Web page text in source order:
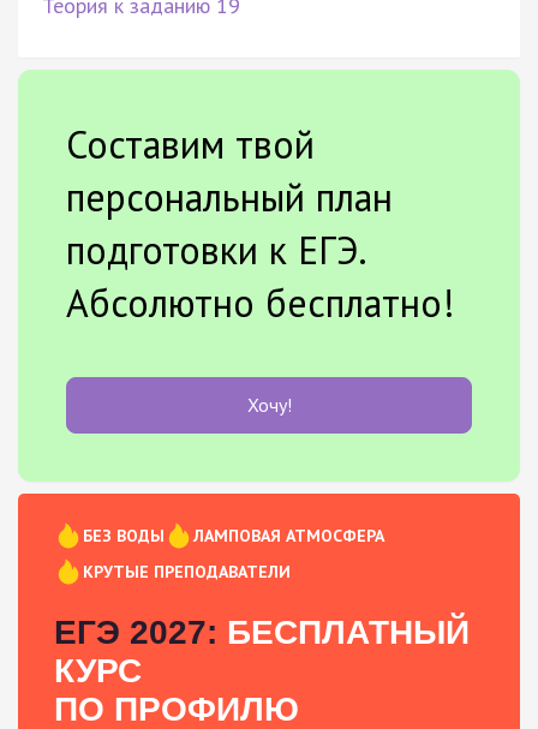
Составим твой
персональный план
подготовки к ЕГЭ.
Абсолютно бесплатно!
Хочу!
БЕЗ ВОДЫ
ЛАМПОВАЯ АТМОСФЕРА
КРУТЫЕ ПРЕПОДАВАТЕЛИ
ЕГЭ 2027: БЕСПЛАТНЫЙ
КУРС
ПО ПРОФИЛЮ